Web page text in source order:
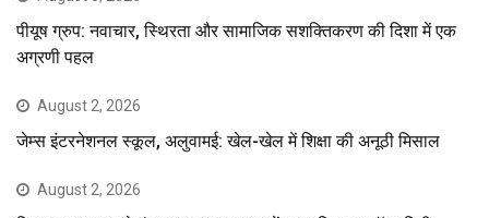
पीयूष ग्रुप: नवाचार, स्थिरता और सामाजिक सशक्तिकरण की दिशा में एक
अग्रणी पहल
August 2, 2026
जेम्स इंटरनेशनल स्कूल, अलुवामई: खेल-खेल में शिक्षा की अनूठी मिसाल
August 2, 2026